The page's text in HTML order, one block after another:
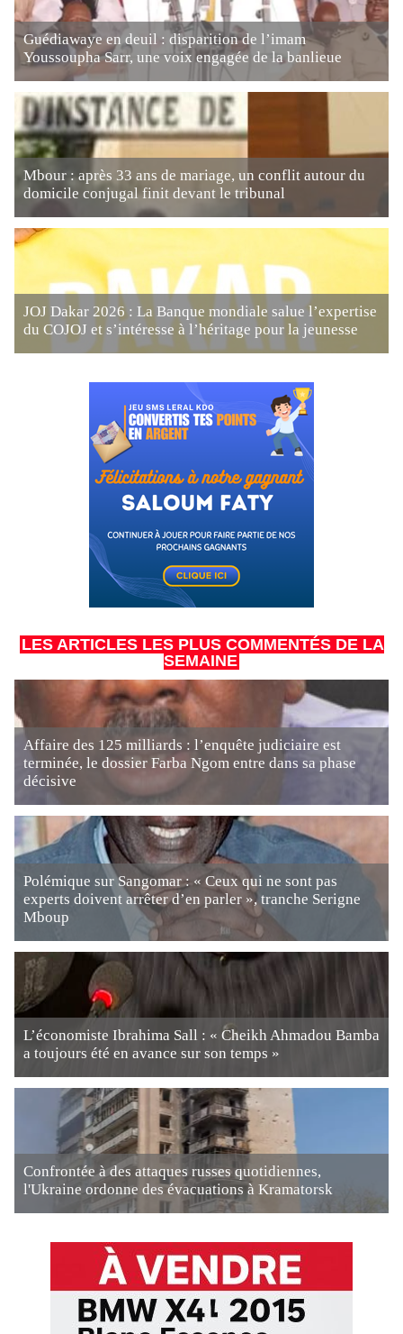
Guédiawaye en deuil : disparition de l’imam
Youssoupha Sarr, une voix engagée de la banlieue
Mbour : après 33 ans de mariage, un conflit autour du
domicile conjugal finit devant le tribunal
JOJ Dakar 2026 : La Banque mondiale salue l’expertise
du COJOJ et s’intéresse à l’héritage pour la jeunesse
LES ARTICLES LES PLUS COMMENTÉS DE LA
SEMAINE
Affaire des 125 milliards : l’enquête judiciaire est
terminée, le dossier Farba Ngom entre dans sa phase
décisive
Polémique sur Sangomar : « Ceux qui ne sont pas
experts doivent arrêter d’en parler », tranche Serigne
Mboup
L’économiste Ibrahima Sall : « Cheikh Ahmadou Bamba
a toujours été en avance sur son temps »
Confrontée à des attaques russes quotidiennes,
l'Ukraine ordonne des évacuations à Kramatorsk